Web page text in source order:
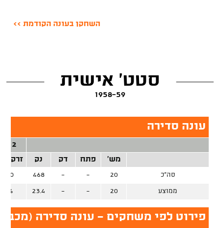
השחקן בעונה הקודמת >>
סטט' אישית
1958-59
עונה סדירה
2 נק'
מש'
פתח דק נק זרק/
סה"כ 20
-
-
468
0/0
ממוצע 20
-
-
23.4
0%
פירוט לפי משחקים - עונה סדירה (מכבי